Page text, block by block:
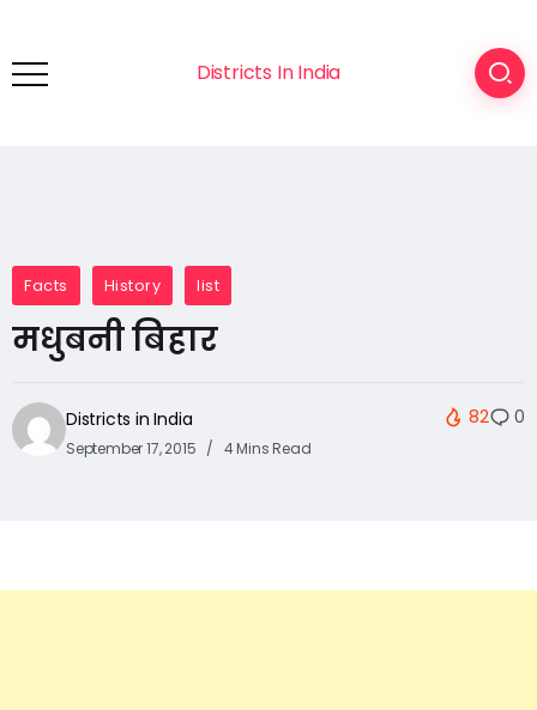
Districts In India
Facts History list
मधुबनी बिहार
Districts in India
September 17, 2015 4 Mins Read
82 0